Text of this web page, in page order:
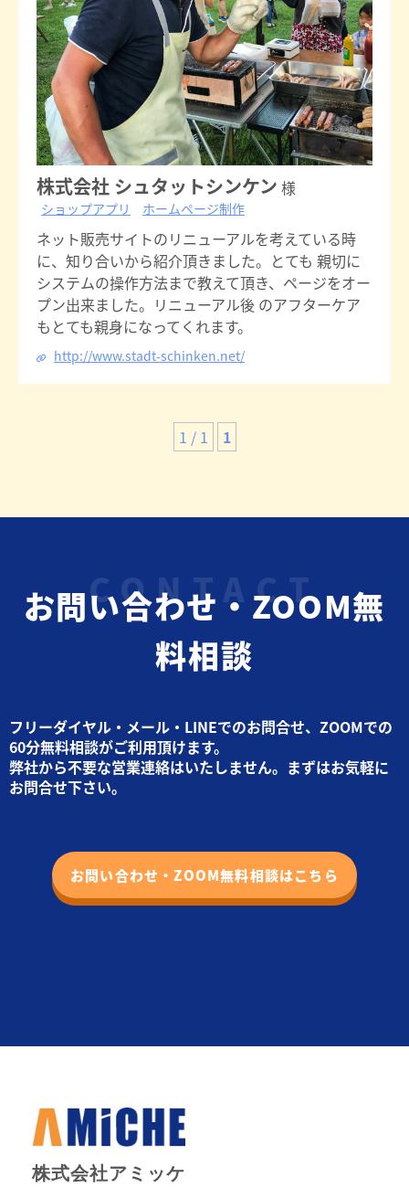
株式会社 シュタットシンケン 様
ショップアプリ ホームページ制作
ネット販売サイトのリニューアルを考えている時
に、知り合いから紹介頂きました。とても 親切に
システムの操作方法まで教えて頂き、ページをオー
プン出来ました。リニューアル後 のアフターケア
もとても親身になってくれます。
http://www.stadt-schinken.net/
1 / 1 1
お問い合わせ・ZOOM無
料相談
フリーダイヤル・メール・LINEでのお問合せ、ZOOMでの
60分無料相談がご利用頂けます。
弊社から不要な営業連絡はいたしません。まずはお気軽に
お問合せ下さい。
お問い合わせ・ZOOM無料相談はこちら
株式会社アミッケ